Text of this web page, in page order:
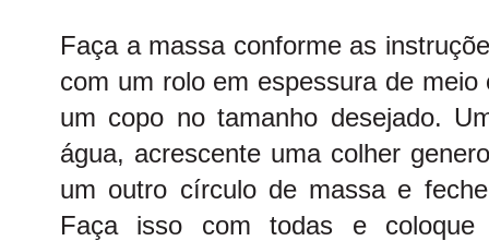
Faça a massa conforme as
com um rolo em espessura de
um copo no tamanho desejado.
água, acrescente uma colher
um outro círculo de massa e
Faça isso com todas e